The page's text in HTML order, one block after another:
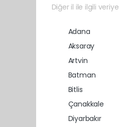
Diğer il ile ilgili
Adana
Aksaray
Artvin
Batman
Bitlis
Çanakkale
Diyarbakır